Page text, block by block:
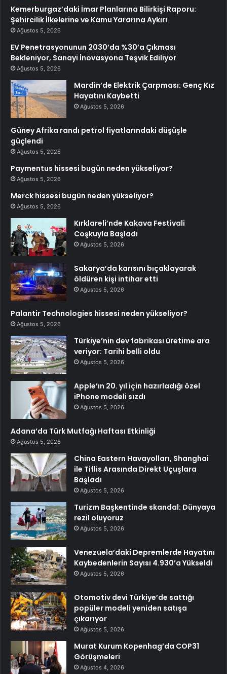
Kemerburgaz’daki İmar Planlarına Bilirkişi Raporu:
Şehircilik İlkelerine ve Kamu Yararına Aykırı
Ağustos 5, 2026
EV Penetrasyonunun 2030’da %30’a Çıkması
Bekleniyor, Sanayi İnovasyona Teşvik Ediliyor
Ağustos 5, 2026
Mardin’de Elektrik Çarpması: Genç Kız
Hayatını Kaybetti
Ağustos 5, 2026
Güney Afrika randı petrol fiyatlarındaki düşüşle
güçlendi
Ağustos 5, 2026
Paymentus hissesi bugün neden yükseliyor?
Ağustos 5, 2026
Merck hissesi bugün neden yükseliyor?
Ağustos 5, 2026
Kırklareli’nde Kakava Festivali
Coşkuyla Başladı
Ağustos 5, 2026
Sakarya’da karısını bıçaklayarak
öldüren kişi intihar etti
Ağustos 5, 2026
Palantir Technologies hissesi neden yükseliyor?
Ağustos 5, 2026
Türkiye’nin dev fabrikası üretime ara
veriyor: Tarihi belli oldu
Ağustos 5, 2026
Apple’ın 20. yıl için hazırladığı özel
iPhone modeli sızdı
Ağustos 5, 2026
Adana’da Türk Mutfağı Haftası Etkinliği
Ağustos 5, 2026
China Eastern Havayolları, Shanghai
ile Tiflis Arasında Direkt Uçuşlara
Başladı
Ağustos 5, 2026
Turizm Başkentinde skandal: Dünyaya
rezil oluyoruz
Ağustos 5, 2026
Venezuela’daki Depremlerde Hayatını
Kaybedenlerin Sayısı 4.930’a Yükseldi
Ağustos 5, 2026
Otomotiv devi Türkiye’de sattığı
popüler modeli yeniden satışa
çıkarıyor
Ağustos 5, 2026
Murat Kurum Kopenhag’da COP31
Görüşmeleri
Ağustos 4, 2026